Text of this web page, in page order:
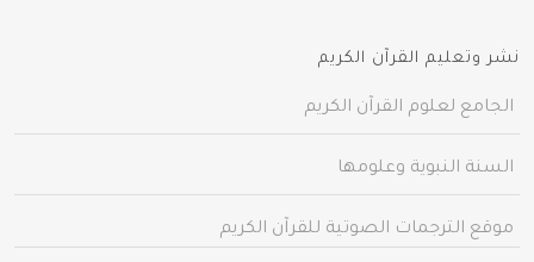
نشر وتعليم القرآن الكريم
الجامع لعلوم القرآن الكريم
السنة النبوية وعلومها
موقع الترجمات الصوتية للقرآن الكريم